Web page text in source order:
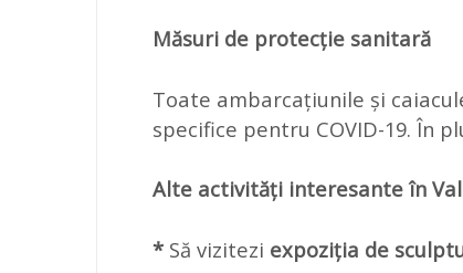
Măsuri de protecție sanitară
Toate ambarcațiunile și
specifice pentru COVID-19. În
Alte activități interesante în
* Să vizitezi expoziția de